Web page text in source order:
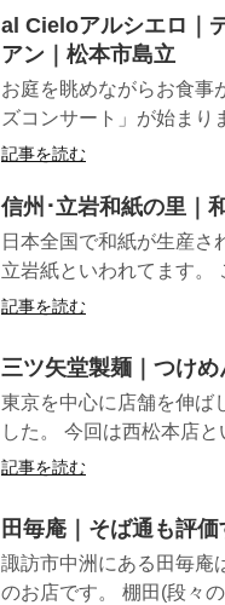
al Cieloアルシエロ｜
アン｜松本市島立
お庭を眺めながらお食事
ズコンサート」が始まり
記事を読む
信州･立岩和紙の里｜
日本全国で和紙が生産さ
立岩紙といわれてます。
記事を読む
三ツ矢堂製麺｜つけ
東京を中心に店舗を伸ば
した。 今回は西松本店
記事を読む
田毎庵｜そば通も評
諏訪市中洲にある田毎庵
のお店です。 棚田(段々